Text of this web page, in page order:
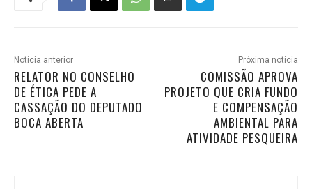
Notícia anterior
RELATOR NO CONSELHO
DE ÉTICA PEDE A
CASSAÇÃO DO DEPUTADO
BOCA ABERTA
Próxima notícia
COMISSÃO APROVA
PROJETO QUE CRIA FUNDO
E COMPENSAÇÃO
AMBIENTAL PARA
ATIVIDADE PESQUEIRA